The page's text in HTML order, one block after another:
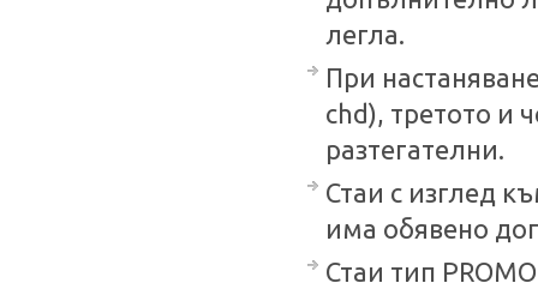
легла.
При
chd), третото и
разтегателни.
Стаи с изглед
има обявено
Стаи тип